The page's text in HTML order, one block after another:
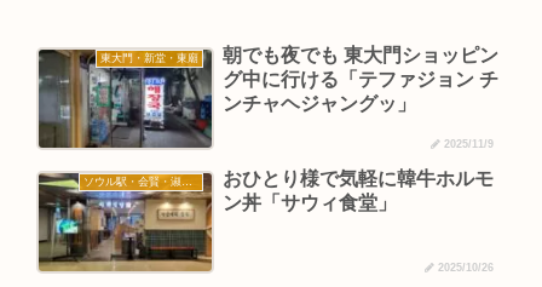
東大門・新堂・東廟
朝でも夜でも 東大門ショッピン
グ中に行ける「テファジョン チ
ンチャヘジャングッ」
2025/11/9
ソウル駅・会賢・淑大入口
おひとり様で気軽に韓牛ホルモ
ン丼「サウィ食堂」
2025/10/26